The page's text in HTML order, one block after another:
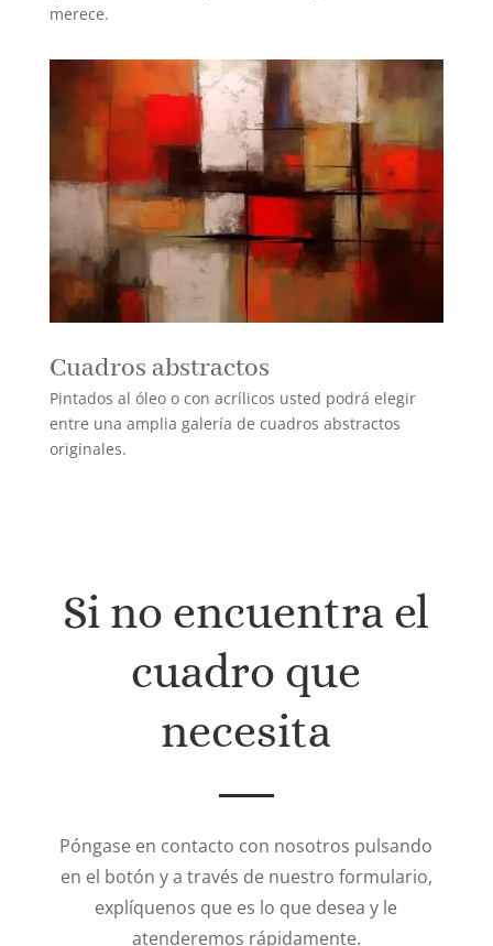
merece.
Cuadros abstractos
Pintados al óleo o con acrílicos usted podrá elegir
entre una amplia galería de cuadros abstractos
originales.
Si no encuentra el
cuadro que
necesita
Póngase en contacto con nosotros pulsando
en el botón y a través de nuestro formulario,
explíquenos que es lo que desea y le
atenderemos rápidamente.